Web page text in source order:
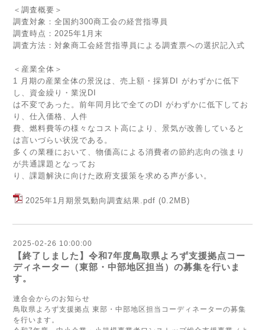
＜調査概要＞
調査対象：全国約300商工会の経営指導員
調査時点：2025年1月末
調査方法：対象商工会経営指導員による調査票への選択記入式
＜産業全体＞
1 月期の産業全体の景況は、売上額・採算DI がわずかに低下
し、資金繰り・業況DI
は不変であった。前年同月比で全てのDI がわずかに低下してお
り、仕入価格、人件
費、燃料費等の様々なコスト高により、景気が改善していると
は言いづらい状況である。
多くの業種において、物価高による消費者の節約志向の強まり
が共通課題となってお
り、課題解決に向けた政府支援策を求める声が多い。
2025年1月期景気動向調査結果.pdf (0.2MB)
2025-02-26 10:00:00
【終了しました】令和7年度鳥取県よろず支援拠点コー
ディネーター（東部・中部地区担当）の募集を行いま
す。
連合会からのお知らせ
鳥取県よろず支援拠点 東部・中部地区担当コーディネーターの募集
を行います。